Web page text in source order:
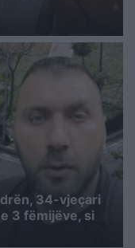
34-vjeçari
3 fëmijëve, si